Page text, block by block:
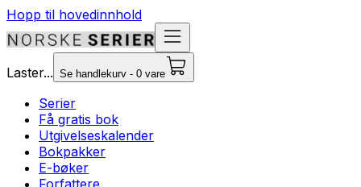
Hopp til hovedinnhold
Laster... Se handlekurv - 0 vare
Serier
Få gratis bok
Utgivelseskalender
Bokpakker
E-bøker
Forfattere